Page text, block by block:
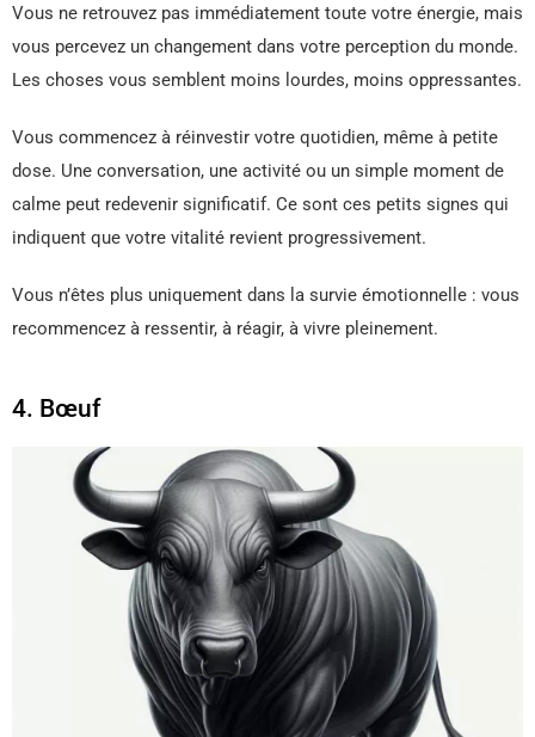
Vous ne retrouvez pas immédiatement toute votre énergie, mais
vous percevez un changement dans votre perception du monde.
Les choses vous semblent moins lourdes, moins oppressantes.
Vous commencez à réinvestir votre quotidien, même à petite
dose. Une conversation, une activité ou un simple moment de
calme peut redevenir significatif. Ce sont ces petits signes qui
indiquent que votre vitalité revient progressivement.
Vous n’êtes plus uniquement dans la survie émotionnelle : vous
recommencez à ressentir, à réagir, à vivre pleinement.
4. Bœuf